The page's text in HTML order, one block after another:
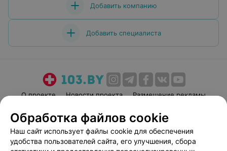
Добавить компанию
Добавить специалиста
О проекте Новости проекта
Размещение рекламы
Пользовательское соглашение
Способы оплаты
Вакансии
Партнеры
Обработка файлов cookie
Наш сайт использует файлы cookie для обеспечения
удобства пользователей сайта, его улучшения, сбора